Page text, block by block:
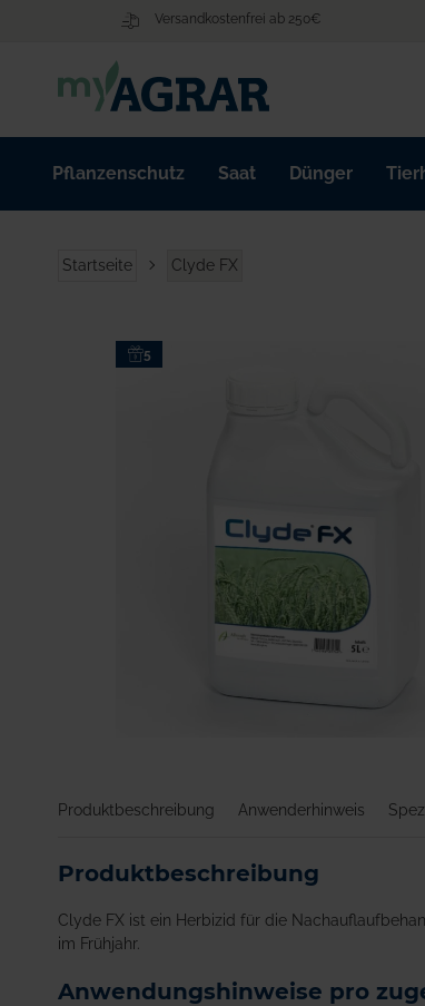
Versandkostenfrei ab 250€
Pflanzenschutz Saat Dünger
Startseite Clyde FX
5
Bildgalerie
Produktbeschreibung Anwenderhinweis
Produktbeschreibung
Clyde FX ist ein Herbizid für die
im Frühjahr.
Anwendungshinweise pro